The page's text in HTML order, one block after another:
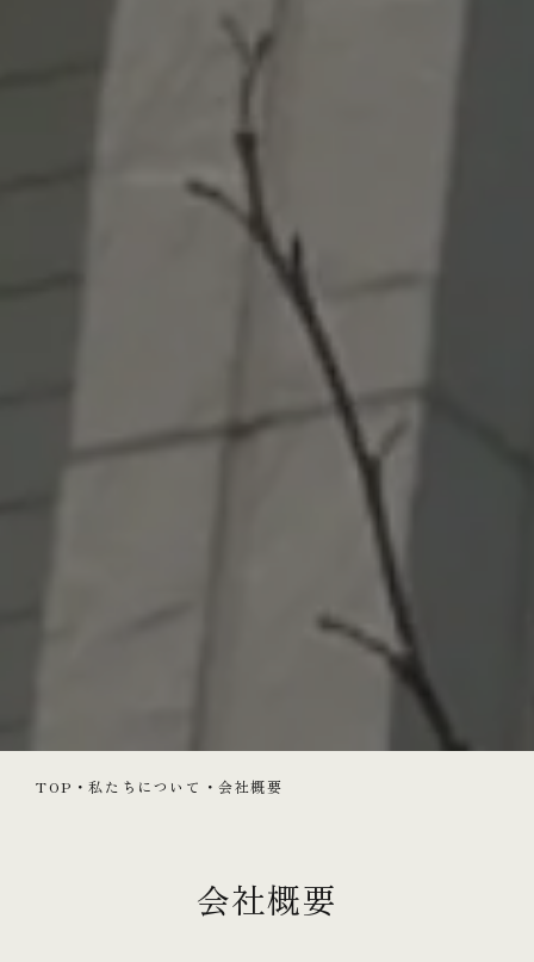
TOP ・私たちについて ・会社概要
会社概要